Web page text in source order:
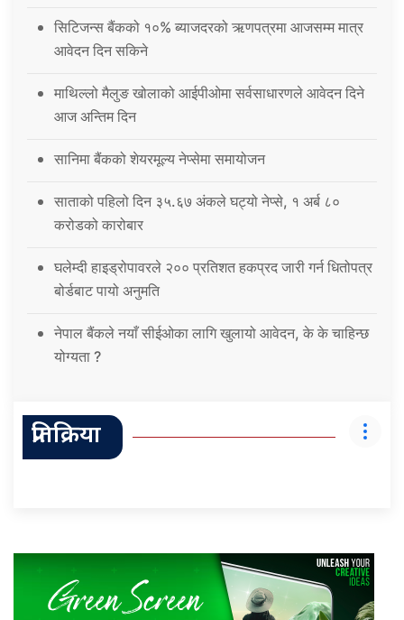
सिटिजन्स बैंकको १०% ब्याजदरको ऋणपत्रमा आजसम्म मात्र
आवेदन दिन सकिने
माथिल्लो मैलुङ खोलाको आईपीओमा सर्वसाधारणले आवेदन दिने
आज अन्तिम दिन
सानिमा बैंकको शेयरमूल्य नेप्सेमा समायोजन
साताको पहिलो दिन ३५.६७ अंकले घट्यो नेप्से, १ अर्ब ८०
करोडको कारोबार
घलेम्दी हाइड्रोपावरले २०० प्रतिशत हकप्रद जारी गर्न धितोपत्र
बोर्डबाट पायो अनुमति
नेपाल बैंकले नयाँ सीईओका लागि खुलायो आवेदन, के के चाहिन्छ
योग्यता ?
प्रतिक्रिया